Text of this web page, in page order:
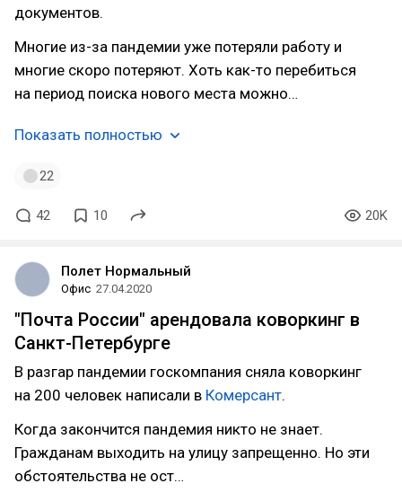
документов.
Многие из-за пандемии уже потеряли работу и
многие скоро потеряют. Хоть как-то перебиться
на период поиска нового места можно…
Показать полностью
22
42 10 20K
Полет Нормальный
Офис 27.04.2020
"Почта России" арендовала коворкинг в
Санкт-Петербурге
В разгар пандемии госкомпания сняла коворкинг
на 200 человек написали в Комерсант.
Когда закончится пандемия никто не знает.
Гражданам выходить на улицу запрещенно. Но эти
обстоятельства не ост…